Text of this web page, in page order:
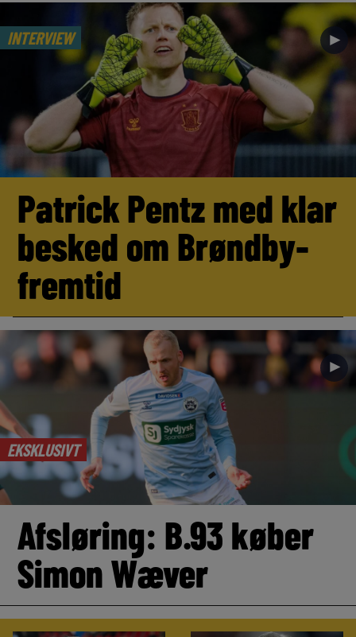
INTERVIEW ►
Patrick Pentz med klar
besked om Brøndby-
fremtid
EKSKLUSIVT
►
Afsløring: B.93 køber
Simon Wæver